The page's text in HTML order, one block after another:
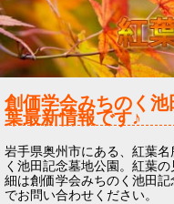
創価学会みちのく
葉最新情報です♪
岩手県奥州市にある、紅葉
く池田記念墓地公園。紅葉
細は創価学会みちのく池田
でお問い合わせください。